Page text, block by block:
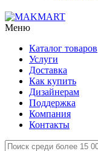
Меню
Каталог товаров
Услуги
Доставка
Как купить
Дизайнерам
Поддержка
Компания
Контакты